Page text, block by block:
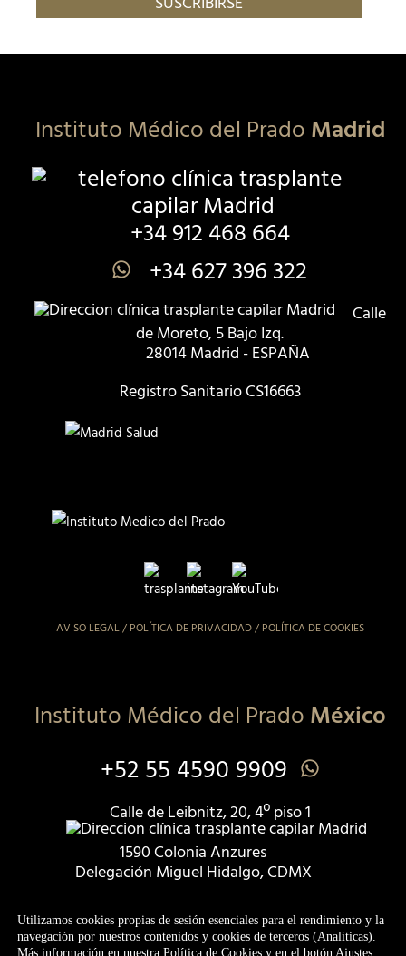
Instituto Médico del PradoMadrid
+34 912 468 664
+34 627 396 322
Calle
de Moreto, 5 Bajo Izq.
28014 Madrid - ESPAÑA
Registro Sanitario CS16663
AVISO LEGAL/ POLÍTICA DE PRIVACIDAD/ POLÍTICA DE COOKIES
Instituto Médico del PradoMéxico
+52 55 4590 9909
Calle de Leibnitz, 20, 4º piso 1
1590 Colonia Anzures
Delegación Miguel Hidalgo, CDMX
Registro COFEPRIS 2409135036X00306
Utilizamos cookies propias de sesión esenciales para el rendimiento y la
navegación por nuestros contenidos y cookies de terceros (Analíticas).
Más información en nuestra Política de Cookies y en el botón Ajustes.